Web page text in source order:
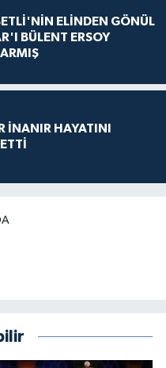
ELİNDEN GÖNÜL
BÜLENT ERSOY
İNANIR HAYATINI